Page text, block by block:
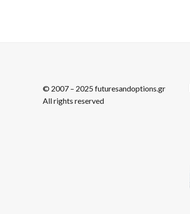
© 2007 – 2025 futuresandoptions.gr
All rights reserved